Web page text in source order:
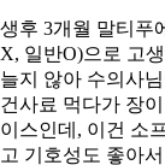
생후 3개월 말티푸
X, 일반O)으로 고
늘지 않아 수의사
건사료 먹다가 장
이스인데, 이건 소
고 기호성도 좋아